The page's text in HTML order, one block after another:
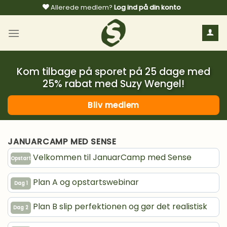
til
indhold
Allerede medlem? Log ind på din konto
Kom tilbage på sporet på 25 dage med
25% rabat med Suzy Wengel!
Bliv medlem
JANUARCAMP MED SENSE
Opstart Velkommen til JanuarCamp med Sense
Dag 1 Plan A og opstartswebinar
Dag 2 Plan B slip perfektionen og gør det realistisk